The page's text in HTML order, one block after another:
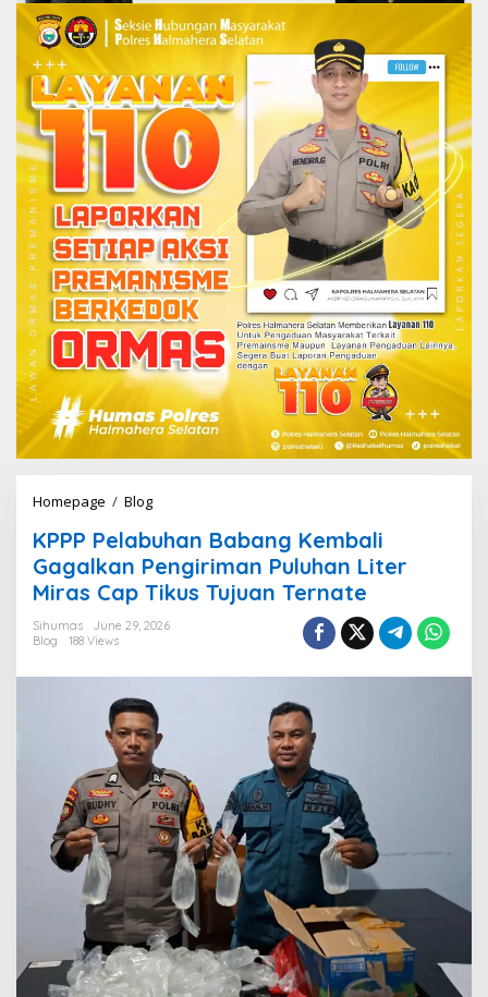
Homepage / Blog
P
P
P
e
l
u
a
n
B
a
b
a
n
g
K
e
m
b
a
i
KPPP Pelabuhan Babang Kembali
Gagalkan Pengiriman Puluhan Liter
Miras Cap Tikus Tujuan Ternate
Sihumas
June 29, 2026
Blog
188 Views